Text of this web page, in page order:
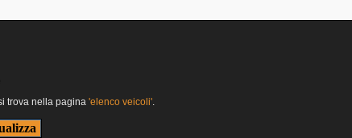
trova nella pagina 'elenco veicoli'.